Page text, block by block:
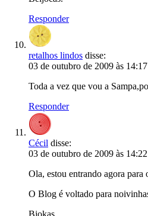
Responder
retalhos lindos disse:
03 de outubro de 2009 às 14:17
Toda a vez que vou a
Responder
Cécil disse:
03 de outubro de 2009 às 14:22
Ola, estou entrando agora
O Blog é voltado para
Bjokas